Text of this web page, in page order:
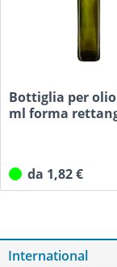
Bottiglia per olio
ml forma
da 1,82 €
International